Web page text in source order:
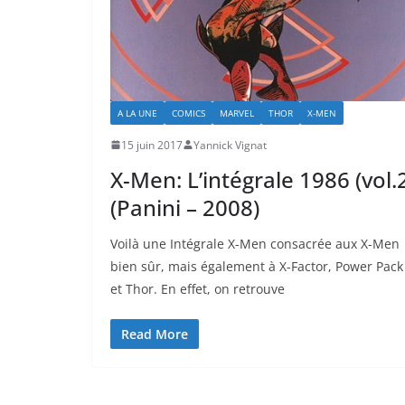
A LA UNE COMICS MARVEL THOR X-MEN
15 juin 2017 Yannick Vignat
X-Men: L’intégrale 1986
(Panini – 2008)
Voilà une Intégrale X-Men consacrée aux X-Men
bien sûr, mais également à X-Factor, Power Pack
et Thor. En effet, on retrouve
Read More